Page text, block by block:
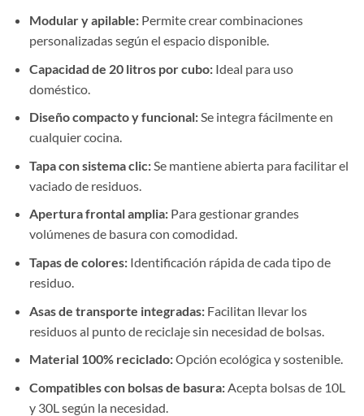
Modular y apilable:Permite crear combinaciones
personalizadas según el espacio disponible.
Capacidad de 20 litros por cubo:Ideal para uso
doméstico.
Diseño compacto y funcional:Se integra fácilmente en
cualquier cocina.
Tapa con sistema clic:Se mantiene abierta para facilitar el
vaciado de residuos.
Apertura frontal amplia:Para gestionar grandes
volúmenes de basura con comodidad.
Tapas de colores:Identificación rápida de cada tipo de
residuo.
Asas de transporte integradas:Facilitan llevar los
residuos al punto de reciclaje sin necesidad de bolsas.
Material 100% reciclado:Opción ecológica y sostenible.
Compatibles con bolsas de basura:Acepta bolsas de 10L
y 30L según la necesidad.